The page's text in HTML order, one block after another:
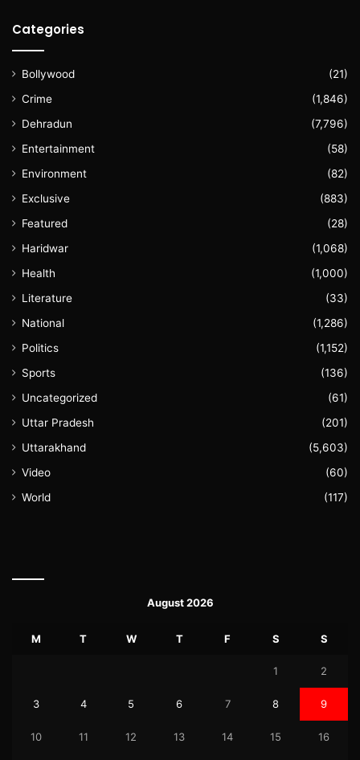
Categories
Bollywood
(21)
Crime
(1,846)
Dehradun
(7,796)
Entertainment
(58)
Environment
(82)
Exclusive
(883)
Featured
(28)
Haridwar
(1,068)
Health
(1,000)
Literature
(33)
National
(1,286)
Politics
(1,152)
Sports
(136)
Uncategorized
(61)
Uttar Pradesh
(201)
Uttarakhand
(5,603)
Video
(60)
World
(117)
August 2026
M T W T F S S
1 2
3 4 5 6 7 8 9
10 11 12 13 14 15 16